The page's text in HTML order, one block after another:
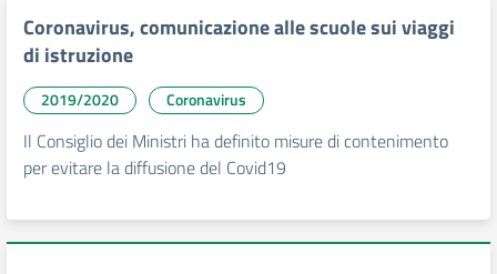
Coronavirus, comunicazione alle scuole sui viaggi
di istruzione
2019/2020 Coronavirus
Il Consiglio dei Ministri ha definito misure di contenimento
per evitare la diffusione del Covid19